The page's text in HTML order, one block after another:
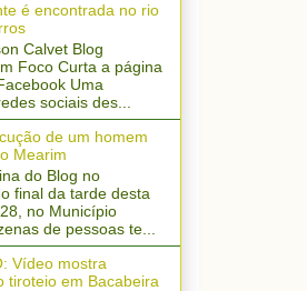
é encontrada no rio
Calvet Blog
Foco Curta a página
Uma
sociais des...
de um homem
Mearim
do Blog no
final da tarde desta
no Município
de pessoas te...
Vídeo mostra
tiroteio em Bacabeira